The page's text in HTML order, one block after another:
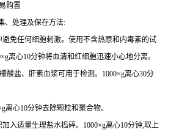
购置
、处理及保存方法:
避免任何细胞刺激。使用不含热原和内毒素的试
离心10分钟将血清和红细胞迅速小心地分离。
酸盐、肝素血浆可用于检测。1000×g离心30分
离心10分钟去除颗粒和聚合物。
入适量生理盐水捣碎。1000×g离心10分钟,取上